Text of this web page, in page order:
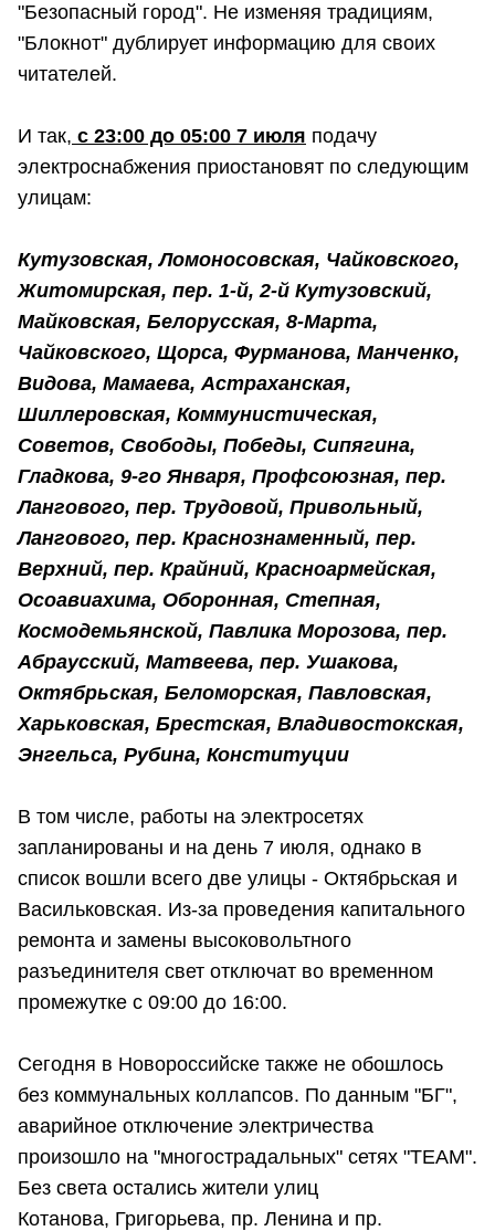
"Безопасный город". Не изменяя традициям,
"Блокнот" дублирует информацию для своих
читателей.
И так, с 23:00 до 05:00 7 июля подачу
электроснабжения приостановят по следующим
улицам:
Кутузовская, Ломоносовская, Чайковского,
Житомирская, пер. 1-й, 2-й Кутузовский,
Майковская, Белорусская, 8-Марта,
Чайковского, Щорса, Фурманова, Манченко,
Видова, Мамаева, Астраханская,
Шиллеровская, Коммунистическая,
Советов, Свободы, Победы, Сипягина,
Гладкова, 9-го Января, Профсоюзная, пер.
Лангового, пер. Трудовой, Привольный,
Лангового, пер. Краснознаменный, пер.
Верхний, пер. Крайний, Красноармейская,
Осоавиахима, Оборонная, Степная,
Космодемьянской, Павлика Морозова, пер.
Абраусский, Матвеева, пер. Ушакова,
Октябрьская, Беломорская, Павловская,
Харьковская, Брестская, Владивостокская,
Энгельса, Рубина, Конституции
В том числе, работы на электросетях
запланированы и на день 7 июля, однако в
список вошли всего две улицы - Октябрьская и
Васильковская. Из-за проведения капитального
ремонта и замены высоковольтного
разъединителя свет отключат во временном
промежутке с 09:00 до 16:00.
Сегодня в Новороссийске также не обошлось
без коммунальных коллапсов. По данным "БГ",
аварийное отключение электричества
произошло на "многострадальных" сетях "ТЕАМ".
Без света остались жители улиц
Котанова, Григорьева, пр. Ленина и пр.